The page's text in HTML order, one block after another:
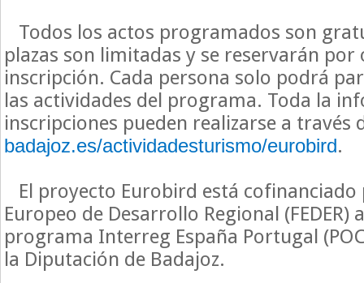
Todos los actos programados son
plazas son limitadas y se reservarán por
inscripción. Cada persona solo podrá
las actividades del programa. Toda la
inscripciones pueden realizarse a través
badajoz.es/actividadesturismo/eurobird.
El proyecto Eurobird está cofinanciado
Europeo de Desarrollo Regional (FEDER)
programa Interreg España Portugal
la Diputación de Badajoz.